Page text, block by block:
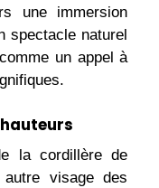
une immersion
spectacle naturel
un appel à
la cordillère de
visage des